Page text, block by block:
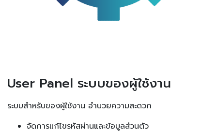
User Panel ระบบของผู้ใช้งาน
ระบบสำหรับของผู้ใช้งาน อำนวยความสะดวก
จัดการแก้ไขรหัสผ่านและข้อมูลส่วนตัว